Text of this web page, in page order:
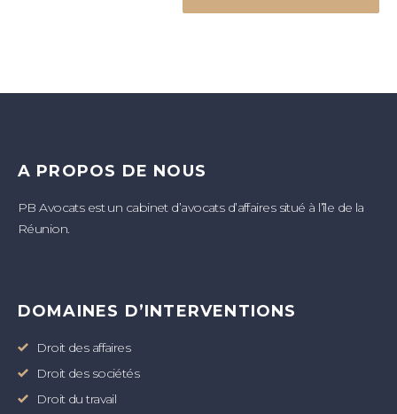
A PROPOS DE NOUS
PB Avocats est un cabinet d’avocats d’affaires situé à l’île de la
Réunion.
DOMAINES D’INTERVENTIONS
Droit des affaires
Droit des sociétés
Droit du travail